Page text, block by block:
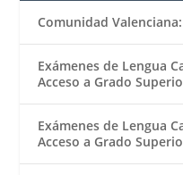
Comunidad
Exámenes de Lengua
Acceso a Grado
Exámenes de Lengua
Acceso a Grado